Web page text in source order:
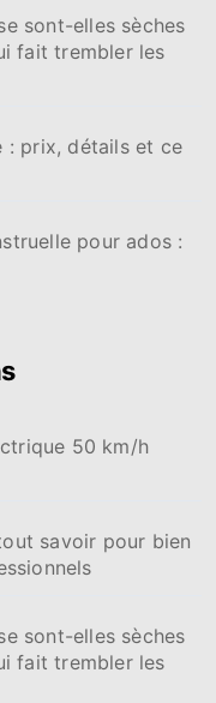
sont-elles sèches
fait trembler les
: prix, détails et ce
pour ados :
50 km/h
savoir pour bien
sont-elles sèches
fait trembler les